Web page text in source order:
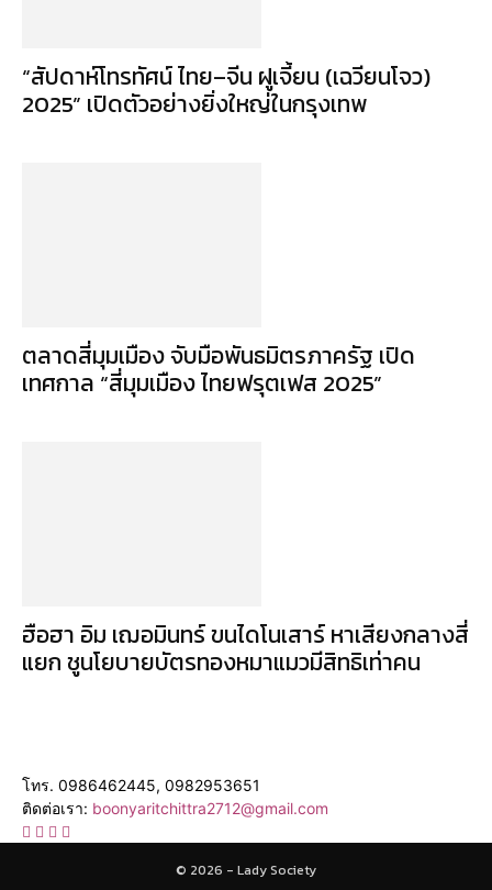
“สัปดาห์โทรทัศน์ ไทย–จีน ฝูเจี้ยน (เฉวียนโจว)
2025” เปิดตัวอย่างยิ่งใหญ่ในกรุงเทพ
ตลาดสี่มุมเมือง จับมือพันธมิตรภาครัฐ เปิด
เทศกาล “สี่มุมเมือง ไทยฟรุตเฟส 2025”
ฮือฮา อิม เฌอมินทร์ ขนไดโนเสาร์ หาเสียงกลางสี่
แยก ชูนโยบายบัตรทองหมาแมวมีสิทธิเท่าคน
โทร. 0986462445, 0982953651
ติดต่อเรา: boonyaritchittra2712@gmail.com
© 2026 - Lady Society